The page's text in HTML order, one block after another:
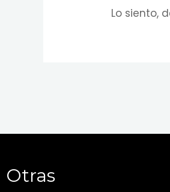
Lo siento,
Otras